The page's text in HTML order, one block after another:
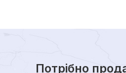
Потрібно